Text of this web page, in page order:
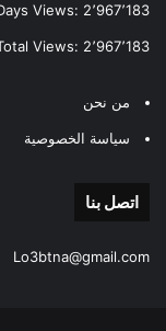
Views: 2٬967٬183
Views: 2٬967٬183
من نحن
سياسة الخصوصية
اتصل بنا
Lo3btna@gmail.com